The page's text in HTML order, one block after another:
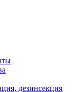
дезинсекция